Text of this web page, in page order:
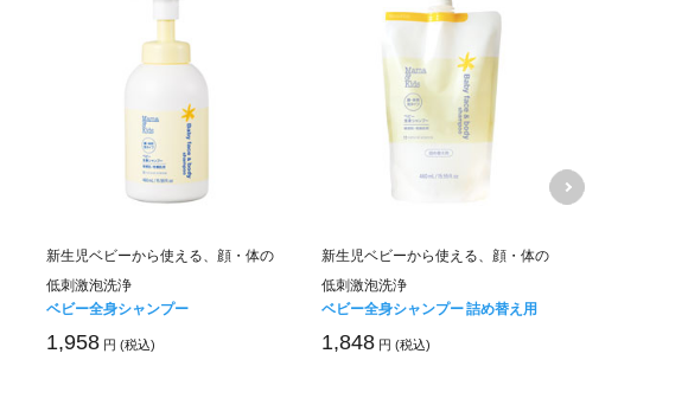
新生児ベビーから使える、顔・体の
低刺激泡洗浄
ベビー全身シャンプー
1,958 円 (税込)
新生児ベビーから使える、顔・体の
低刺激泡洗浄
ベビー全身シャンプー 詰め替え用
1,848 円 (税込)